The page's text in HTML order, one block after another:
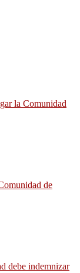
la Comunidad
de
debe indemnizar